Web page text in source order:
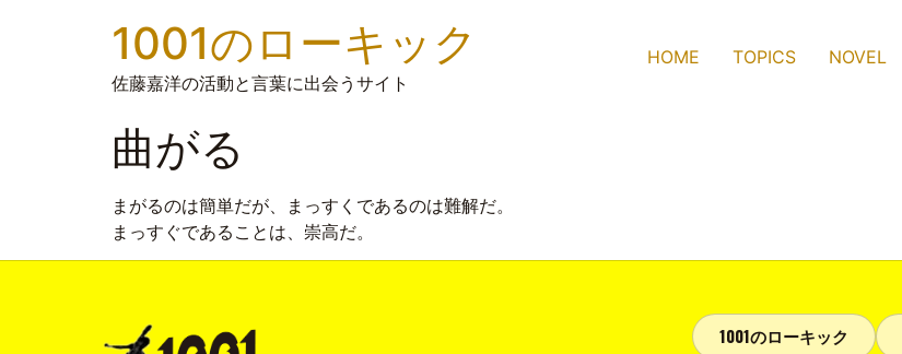
1001のローキック
佐藤嘉洋の活動と言葉に出会うサイト
HOME TOPICS NOVEL
曲がる
まがるのは簡単だが、まっすくであるのは難解だ。
まっすぐであることは、崇高だ。
1001のローキック